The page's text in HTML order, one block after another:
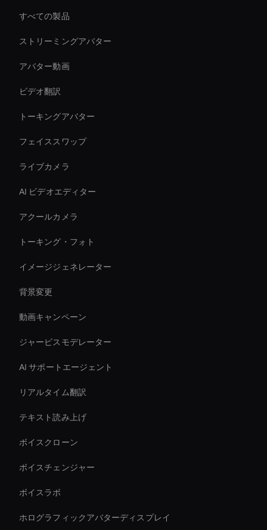
すべての製品
ストリーミングアバター
アバター動画
ビデオ翻訳
トーキングアバター
フェイススワップ
ライブカメラ
AI ビデオエディター
アクールカメラ
トーキング・フォト
イメージジェネレーター
背景変更
動画キャンペーン
ジャービスモデレーター
AI サポートエージェント
リアルタイム翻訳
テキスト読み上げ
ボイスクローン
ボイスチェンジャー
ボイスラボ
ホログラフィックアバターディスプレイ